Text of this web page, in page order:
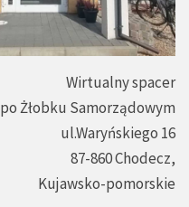
Wirtualny spacer
po Żłobku Samorządowym
ul.Waryńskiego 16
87-860 Chodecz,
Kujawsko-pomorskie